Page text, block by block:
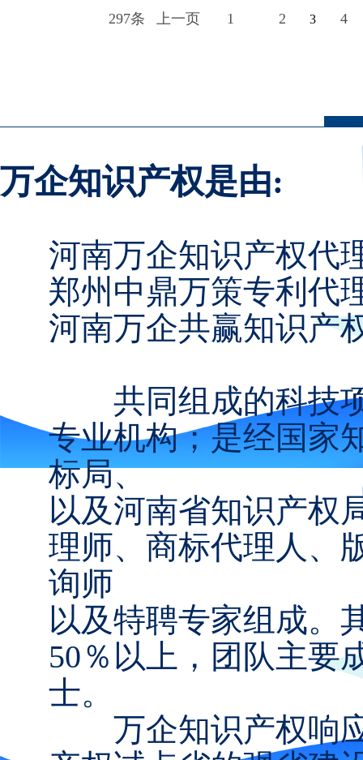
297条 上一页 1 2 3 4
万企知识产权是由:
河南万企知识产权代
郑州中鼎万策专利代
河南万企共赢知识产
共同组成的科技项
专业机构；是经国家
标局、
以及河南省知识产权
理师、商标代理人、
询师
以及特聘专家组成。
50％以上，团队主要
士。
万企知识产权响应